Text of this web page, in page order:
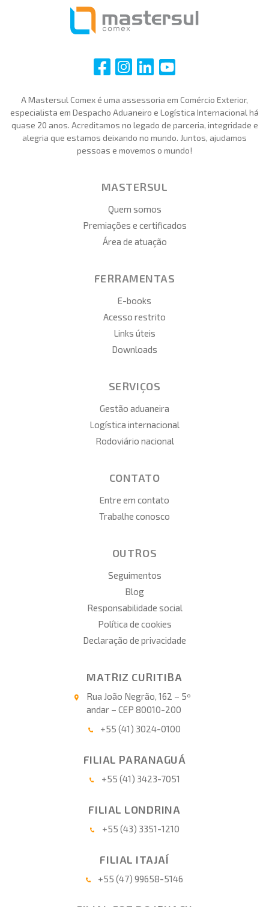
i i i i
A Mastersul Comex é uma assessoria em Comércio Exterior,
especialista em Despacho Aduaneiro e Logística Internacional há
quase 20 anos. Acreditamos no legado de parceria, integridade e
alegria que estamos deixando no mundo. Juntos, ajudamos
pessoas e movemos o mundo!
MASTERSUL
Quem somos
Premiações e certificados
Área de atuação
FERRAMENTAS
E-books
Acesso restrito
Links úteis
Downloads
SERVIÇOS
Gestão aduaneira
Logística internacional
Rodoviário nacional
CONTATO
Entre em contato
Trabalhe conosco
OUTROS
Seguimentos
Blog
Responsabilidade social
Política de cookies
Declaração de privacidade
MATRIZ CURITIBA
Rua João Negrão, 162 – 5º
andar – CEP 80010-200
+55 (41) 3024-0100
FILIAL PARANAGUÁ
+55 (41) 3423-7051
FILIAL LONDRINA
+55 (43) 3351-1210
FILIAL ITAJAÍ
+55 (47) 99658-5146